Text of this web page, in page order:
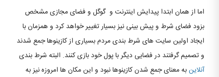
اما از همان ابتدا پیدایش اینترنت و گوگل و فضای مجازی مشخص
بزود فضای شرط و پیش بینی نیز بسیار تغییر خواهد کرد و همزمان با
ایجاد اولین سایت های شرط بندی مردم بسیاری از کازینوها جمع شدند
و تصمیم گرفتند در فضایی دیگر با پول خود بازی کنند. البته شرط بندی
آنلاینبه معنای جمع شدن کازینوها نبود و این مکان ها امروزه نیز به